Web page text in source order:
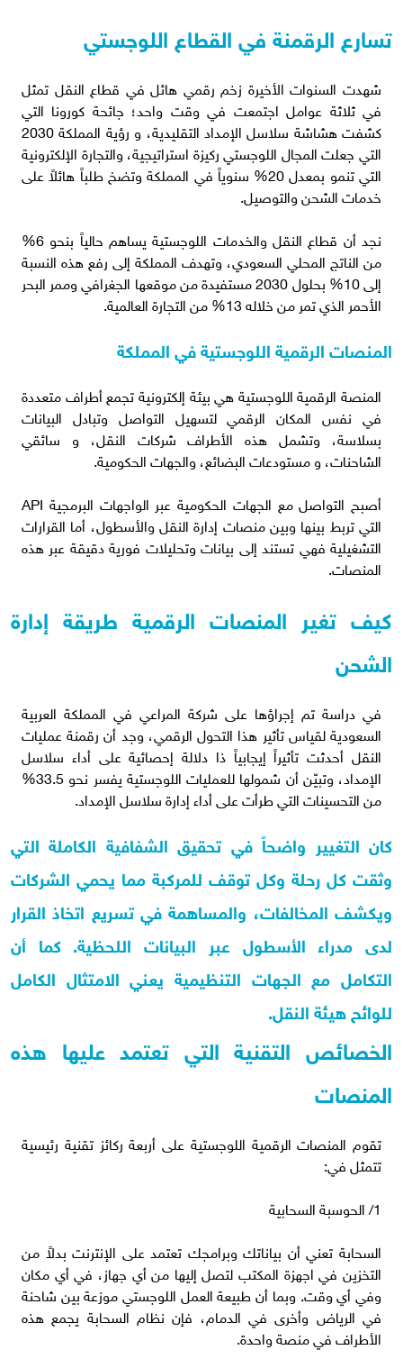
تسارع الرقمنة في القطاع اللوجستي
شهدت السنوات الأخيرة زخم رقمي هائل في قطاع النقل تمثل
في ثلاثة عوامل اجتمعت في وقت واحد؛ جائحة كورونا التي
كشفت هشاشة سلاسل الإمداد التقليدية، و رؤية المملكة 2030
التي جعلت المجال اللوجستي ركيزة استراتيجية، والتجارة الإلكترونية
التي تنمو بمعدل 20% سنوياً في المملكة وتضخ طلباً هائلاً على
خدمات الشحن والتوصيل.
نجد أن قطاع النقل والخدمات اللوجستية يساهم حالياً بنحو 6%
من الناتج المحلي السعودي، وتهدف المملكة إلى رفع هذه النسبة
إلى 10% بحلول 2030 مستفيدة من موقعها الجغرافي وممر البحر
الأحمر الذي تمر من خلاله 13% من التجارة العالمية.
المنصات الرقمية اللوجستية في المملكة
المنصة الرقمية اللوجستية هي بيئة إلكترونية تجمع أطراف متعددة
في نفس المكان الرقمي لتسهيل التواصل وتبادل البيانات
بسلاسة، وتشمل هذه الأطراف شركات النقل، و سائقي
الشاحنات، و مستودعات البضائع، والجهات الحكومية.
أصبح التواصل مع الجهات الحكومية عبر الواجهات البرمجية API
التي تربط بينها وبين منصات إدارة النقل والأسطول، أما القرارات
التشغيلية فهي تستند إلى بيانات وتحليلات فورية دقيقة عبر هذه
المنصات.
كيف تغير المنصات الرقمية طريقة إدارة
الشحن
في دراسة تم إجراؤها على شركة المراعي في المملكة العربية
السعودية لقياس تأثير هذا التحول الرقمي، وجد أن رقمنة عمليات
النقل أحدثت تأثيراً إيجابياً ذا دلالة إحصائية على أداء سلاسل
الإمداد، وتبيّن أن شمولها للعمليات اللوجستية يفسر نحو 33.5%
من التحسينات التي طرأت على أداء إدارة سلاسل الإمداد.
كان التغيير واضحاً في تحقيق الشفافية الكاملة التي
وثقت كل رحلة وكل توقف للمركبة مما يحمي الشركات
ويكشف المخالفات، والمساهمة في تسريع اتخاذ القرار
لدى مدراء الأسطول عبر البيانات اللحظية. كما أن
التكامل مع الجهات التنظيمية يعني الامتثال الكامل
للوائح هيئة النقل.
الخصائص التقنية التي تعتمد عليها هذه
المنصات
تقوم المنصات الرقمية اللوجستية على أربعة ركائز تقنية رئيسية
تتمثل في:
1/ الحوسبة السحابية
السحابة تعني أن بياناتك وبرامجك تعتمد على الإنترنت بدلاً من
التخزين في اجهزة المكتب لتصل إليها من أي جهاز، في أي مكان
وفي أي وقت. وبما أن طبيعة العمل اللوجستي موزعة بين شاحنة
في الرياض وأخرى في الدمام، فإن نظام السحابة يجمع هذه
الأطراف في منصة واحدة.